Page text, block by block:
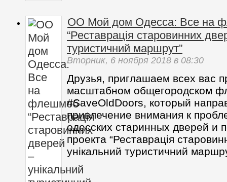
ОО Мой дом Одесса: Все на
“Реставрація старовинних
туристичний маршрут”
Вторник, 6 ноября 2018 в 08:30
Друзья, приглашаем всех вас
масштабном общегородском
#SaveOldDoors, который
привлечение внимания к
одесских старинных дверей и
проекта “Реставрація
унікальний туристичний